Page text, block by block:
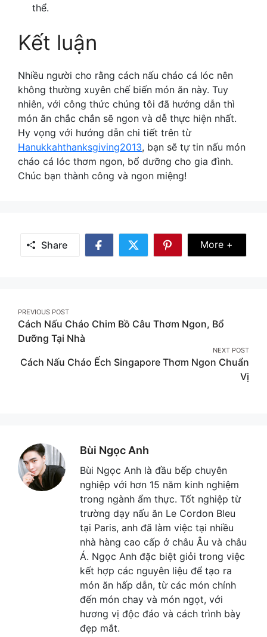
thể.
Kết luận
Nhiều người cho rằng cách nấu cháo cá lóc nên
không thường xuyên chế biến món ăn này. Tuy
nhiên, với công thức chúng tôi đã hướng dẫn thì
món ăn chắc chắn sẽ ngon và dễ thực hiện nhất.
Hy vọng với hướng dẫn chi tiết trên từ
Hanukkahthanksgiving2013, bạn sẽ tự tin nấu món
cháo cá lóc thơm ngon, bổ dưỡng cho gia đình.
Chúc bạn thành công và ngon miệng!
Share
Share
Share
Share
More +
Post
navigation
PREVIOUS POST
Cách Nấu Cháo Chim Bồ Câu Thơm Ngon, Bổ
Dưỡng Tại Nhà
NEXT POST
Cách Nấu Cháo Ếch Singapore Thơm Ngon Chuẩn
Vị
Bùi Ngọc Anh
Bùi Ngọc Anh là đầu bếp chuyên
nghiệp với hơn 15 năm kinh nghiệm
trong ngành ẩm thực. Tốt nghiệp từ
trường dạy nấu ăn Le Cordon Bleu
tại Paris, anh đã làm việc tại nhiều
nhà hàng cao cấp ở châu Âu và châu
Á. Ngọc Anh đặc biệt giỏi trong việc
kết hợp các nguyên liệu để tạo ra
món ăn hấp dẫn, từ các món chính
đến món chay và món ngọt, với
hương vị độc đáo và cách trình bày
đẹp mắt.